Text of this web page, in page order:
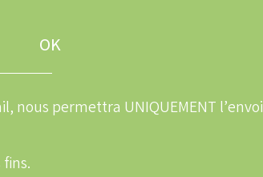
nous permettra UNIQUEMENT l’envoi